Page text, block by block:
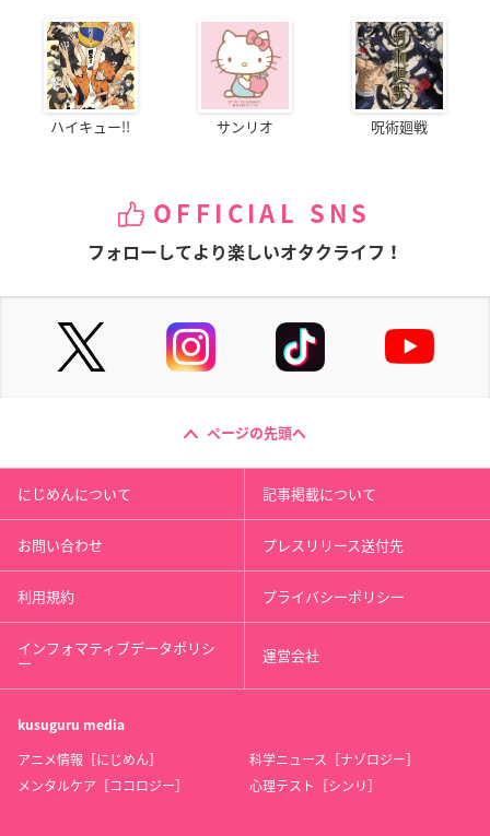
ハイキュー!! サンリオ 呪術廻戦
OFFICIAL SNS
フォローしてより楽しいオタクライフ！
ページの先頭へ
にじめんについて 記事掲載について
お問い合わせ プレスリリース送付先
利用規約 プライバシーポリシー
インフォマティブデータポリシ
ー 運営会社
kusuguru media
アニメ情報［にじめん］
科学ニュース［ナゾロジー］
メンタルケア［ココロジー］
心理テスト［シンリ］